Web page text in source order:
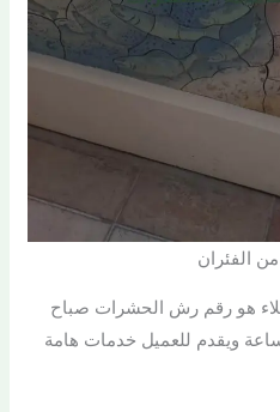
الفئران
هو رقم رش الحشرات صباح
والرقم متاح طوال 24 ساعة ويقدم للعميل خدمات هامة